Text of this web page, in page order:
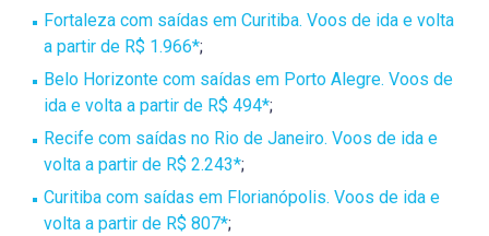
Fortaleza com saídas em Curitiba. Voos de ida e volta
a partir de R$ 1.966*;
Belo Horizonte com saídas em Porto Alegre. Voos de
ida e volta a partir de R$ 494*;
Recife com saídas no Rio de Janeiro. Voos de ida e
volta a partir de R$ 2.243*;
Curitiba com saídas em Florianópolis. Voos de ida e
volta a partir de R$ 807*;